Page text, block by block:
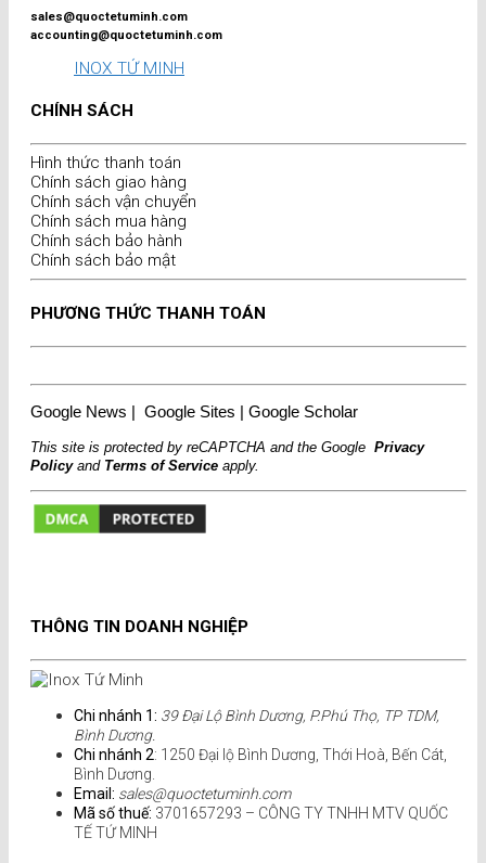
sales@quoctetuminh.com
accounting@quoctetuminh.com
INOX TỨ MINH
CHÍNH SÁCH
Hình thức thanh toán
Chính sách giao hàng
Chính sách vận chuyển
Chính sách mua hàng
Chính sách bảo hành
Chính sách bảo mật
PHƯƠNG THỨC THANH TOÁN
Google News | Google Sites | Google Scholar
This site is protected by reCAPTCHA and the Google Privacy
PolicyandTerms of Service apply.
THÔNG TIN DOANH NGHIỆP
Chi nhánh 1: 39 Đại Lộ Bình Dương, P.Phú Thọ, TP TDM,
Bình Dương.
Chi nhánh 2: 1250 Đại lộ Bình Dương, Thới Hoà, Bến Cát,
Bình Dương.
Email: sales@quoctetuminh.com
Mã số thuế: 3701657293 – CÔNG TY TNHH MTV QUỐC
TẾ TỨ MINH